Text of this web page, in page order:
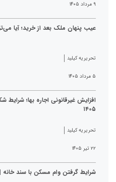
۹ مرداد ۱۴۰۵
عیب پنهان ملک بعد از خرید؛ آیا
تحریریه کیلید
۵ مرداد ۱۴۰۵
افزایش غیرقانونی اجاره بها؛
۱۴۰۵
تحریریه کیلید
۲۲ تیر ۱۴۰۵
شرایط گرفتن وام مسکن با سند خانه |